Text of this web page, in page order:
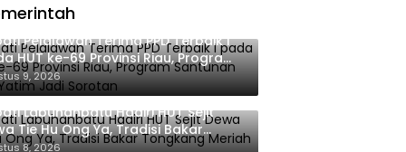
Pelalawan Terima PPD Terbaik I
HUT ke-69 Provinsi Riau, Program
Anak Yatim Jadi Sorotan
9, 2026
Labuhanbatu Hadiri HUT Sejit
Tie Hu Ong Ya, Tradisi Bakar
Meriah di Sei Berombang
8, 2026